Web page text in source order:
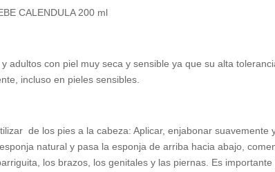
CALENDULA 200 ml
adultos con piel muy seca y sensible ya que su alta
incluso en pieles sensibles.
de los pies a la cabeza: Aplicar, enjabonar suavemente
natural y pasa la esponja de arriba hacia abajo,
los brazos, los genitales y las piernas. Es